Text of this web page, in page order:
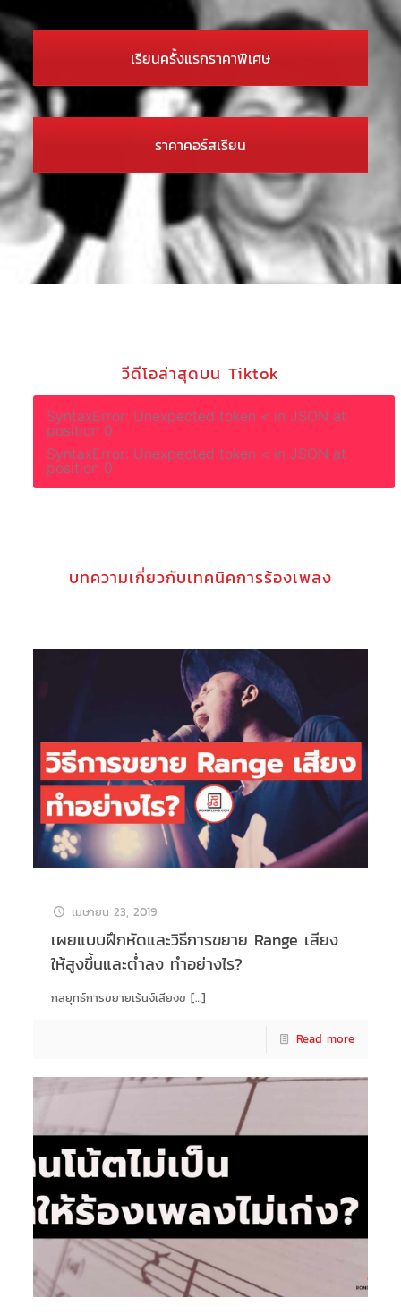
เรียนครั้งแรกราคาพิเศษ
ราคาคอร์สเรียน
วีดีโอล่าสุดบน Tiktok
SyntaxError: Unexpected token < in JSON at
position 0
SyntaxError: Unexpected token < in JSON at
position 0
บทความเกี่ยวกับเทคนิคการร้องเพลง
เมษายน 23, 2019
เผยแบบฝึกหัดและวิธีการขยาย Range เสียง
ให้สูงขึ้นและต่ำลง ทำอย่างไร?
กลยุทธ์การขยายเร้นจ์เสียงข […]
Read more